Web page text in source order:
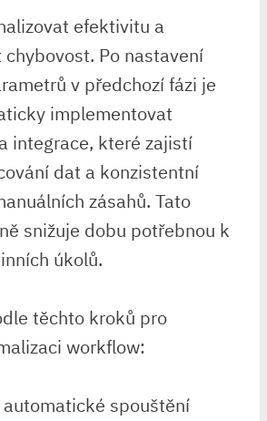
efektivitu a
Po nastavení
v předchozí fázi⁤ je
implementovat
integrace, které zajistí
dat a konzistentní
zásahů. Tato
snižuje dobu potřebnou k
úkolů.
těchto kroků pro
workflow:
spouštění